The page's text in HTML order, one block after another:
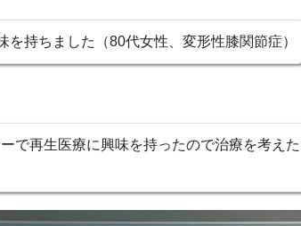
を持ちました（80代女性、変形性膝関節症）
で再生医療に興味を持ったので治療を考え